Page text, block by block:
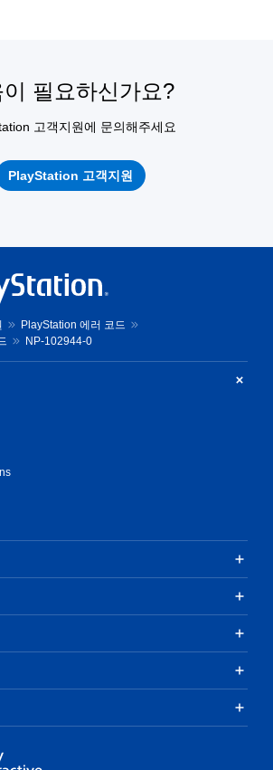
이 필요하신가요?
고객지원에 문의해주세요
PlayStation 고객지원
PlayStation 에러 코드
NP-102944-0